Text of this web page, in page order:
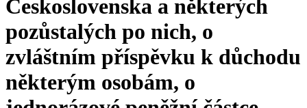
Československa a některých
pozůstalých po nich, o
zvláštním příspěvku k důchodu
některým osobám, o